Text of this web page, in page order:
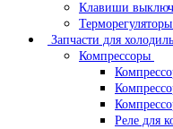
Клавиши
Запчасти для
Компрессоры
Реле для